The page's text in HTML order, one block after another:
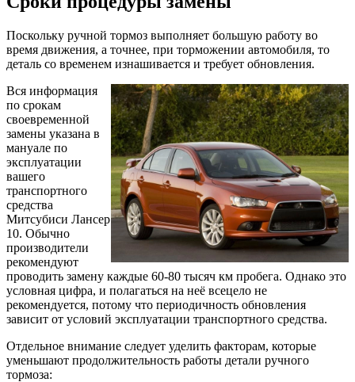
Поскольку ручной тормоз выполняет большую работу во
время движения, а точнее, при торможении автомобиля, то
деталь со временем изнашивается и требует обновления.
Вся информация
по срокам
своевременной
замены указана в
мануале по
эксплуатации
вашего
транспортного
средства
Митсубиси Лансер
10. Обычно
производители
рекомендуют
проводить замену каждые 60-80 тысяч км пробега. Однако это
условная цифра, и полагаться на неё всецело не
рекомендуется, потому что периодичность обновления
зависит от условий эксплуатации транспортного средства.
Отдельное внимание следует уделить факторам, которые
уменьшают продолжительность работы детали ручного
тормоза: